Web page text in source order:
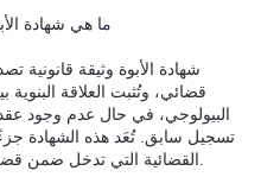
ما هي شهادة
شهادة الأبوة وثيقة قانونية
قضائي، وتُثبت العلاقة البنوية
البيولوجي، في حال عدم وجود
تسجيل سابق. تُعَد هذه الشهادة
القضائية التي تدخل ضمن قضايا الحالة المدنية.